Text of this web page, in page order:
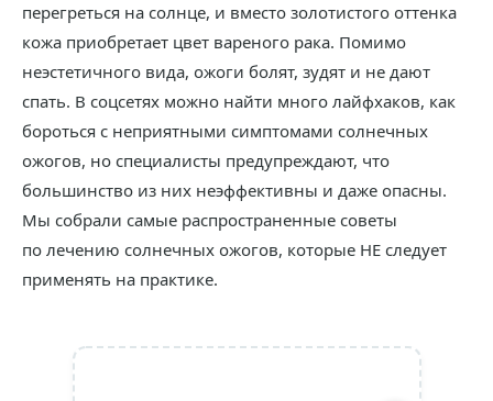
перегреться на солнце, и вместо золотистого оттенка
кожа приобретает цвет вареного рака. Помимо
неэстетичного вида, ожоги болят, зудят и не дают
спать. В соцсетях можно найти много лайфхаков, как
бороться с неприятными симптомами солнечных
ожогов, но специалисты предупреждают, что
большинство из них неэффективны и даже опасны.
Мы собрали самые распространенные советы
по лечению солнечных ожогов, которые НЕ следует
применять на практике.